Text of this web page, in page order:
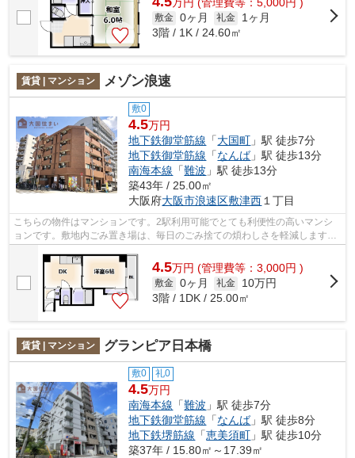
万円 (管理費等：5,000円 )
敷金 0ヶ月 礼金
1ヶ月
3階 / 1K / 24.60㎡
賃貸 | マンション メゾン浪速
敷0
4.5万円
地下鉄御堂筋線 「大国町 」駅 徒歩7分
地下鉄御堂筋線 「なんば」駅 徒歩13分
南海本線 「難波 」駅 徒歩13分
築43年 / 25.00㎡
大阪府大阪市浪速区敷津西 １丁目
こちらの物件はマンションです。2駅利用可能でとても利便性の高いマンシ
ョンです。敷地内ごみ置き場は、毎日のごみ捨ての煩わしさを軽減します。
当社イチオシの物件の「メゾン浪速」。...
4.5万円 (管理費等：3,000円 )
敷金 0ヶ月 礼金
10万円
3階 / 1DK / 25.00㎡
賃貸 | マンション グランピア日本橋
敷0 礼0
4.5万円
南海本線 「難波 」駅 徒歩7分
地下鉄御堂筋線 「なんば」駅 徒歩8分
地下鉄堺筋線 「恵美須町 」駅 徒歩10分
築37年 / 15.80㎡～17.39㎡